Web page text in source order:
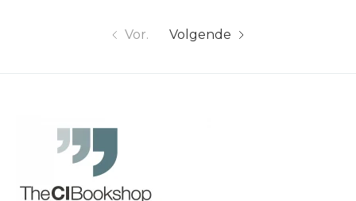
Vor. Volgende